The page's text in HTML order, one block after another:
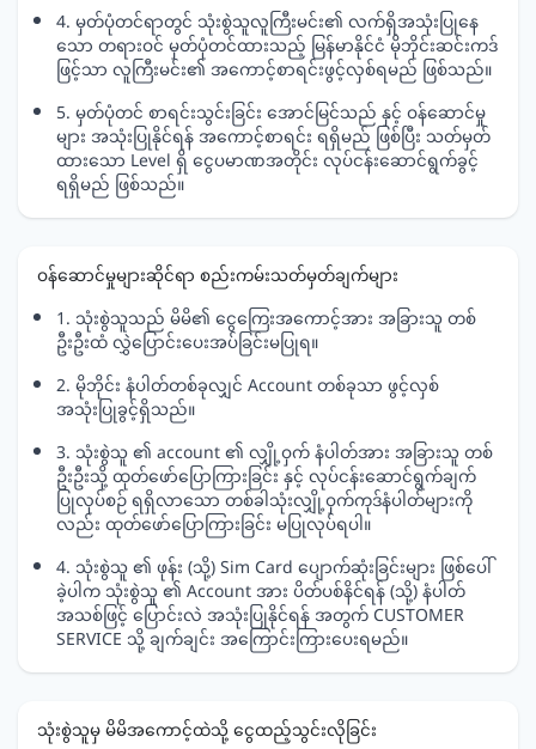
4. မှတ်ပုံတင်ရာတွင် သုံးစွဲသူလူကြီးမင်း၏ လက်ရှိအသုံးပြုနေ
သော တရားဝင် မှတ်ပုံတင်ထားသည့် မြန်မာနိုင်ငံ မိုဘိုင်းဆင်းကဒ်
ဖြင့်သာ လူကြီးမင်း၏ အကောင့်စာရင်းဖွင့်လှစ်ရမည် ဖြစ်သည်။
5. မှတ်ပုံတင် စာရင်းသွင်းခြင်း အောင်မြင်သည် နှင့် ဝန်ဆောင်မှု
များ အသုံးပြုနိုင်ရန် အကောင့်စာရင်း ရရှိမည် ဖြစ်ပြီး သတ်မှတ်
ထားသော Level ရှိ ငွေပမာဏအတိုင်း လုပ်ငန်းဆောင်ရွက်ခွင့်
ရရှိမည် ဖြစ်သည်။
ဝန်ဆောင်မှုများဆိုင်ရာ စည်းကမ်းသတ်မှတ်ချက်များ
1. သုံးစွဲသူသည် မိမိ၏ ငွေကြေးအကောင့်အား အခြားသူ တစ်
ဦးဦးထံ လွှဲပြောင်းပေးအပ်ခြင်းမပြုရ။
2. မိုဘိုင်း နံပါတ်တစ်ခုလျှင် Account တစ်ခုသာ ဖွင့်လှစ်
အသုံးပြုခွင့်ရှိသည်။
3. သုံးစွဲသူ ၏ account ၏ လျှို့ဝှက် နံပါတ်အား အခြားသူ တစ်
ဦးဦးသို့ ထုတ်ဖော်ပြောကြားခြင်း နှင့် လုပ်ငန်းဆောင်ရွက်ချက်
ပြုလုပ်စဉ် ရရှိလာသော တစ်ခါသုံးလျှို့ဝှက်ကုဒ်နံပါတ်များကို
လည်း ထုတ်ဖော်ပြောကြားခြင်း မပြုလုပ်ရပါ။
4. သုံးစွဲသူ ၏ ဖုန်း (သို့) Sim Card ပျောက်ဆုံးခြင်းများ ဖြစ်ပေါ်
ခဲ့ပါက သုံးစွဲသူ ၏ Account အား ပိတ်ပစ်နိင်ရန် (သို့) နံပါတ်
အသစ်ဖြင့် ပြောင်းလဲ အသုံးပြုနိုင်ရန် အတွက် CUSTOMER
SERVICE သို့ ချက်ချင်း အကြောင်းကြားပေးရမည်။
သုံးစွဲသူမှ မိမိအကောင့်ထဲသို့ ငွေထည့်သွင်းလိုခြင်း